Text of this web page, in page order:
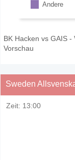
Andere
BK Hacken vs GAIS
Vorschau
Sweden
Zeit: 13:00